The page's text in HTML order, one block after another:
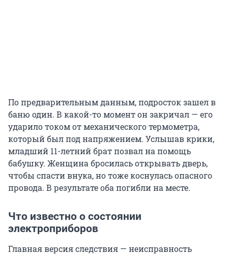
По предварительным данным, подросток зашел в
баню один. В какой-то момент он закричал — его
ударило током от механического термометра,
который был под напряжением. Услышав крики,
младший 11-летний брат позвал на помощь
бабушку. Женщина бросилась открывать дверь,
чтобы спасти внука, но тоже коснулась опасного
провода. В результате оба погибли на месте.
Что известно о состоянии
электроприборов
Главная версия следствия — неисправность